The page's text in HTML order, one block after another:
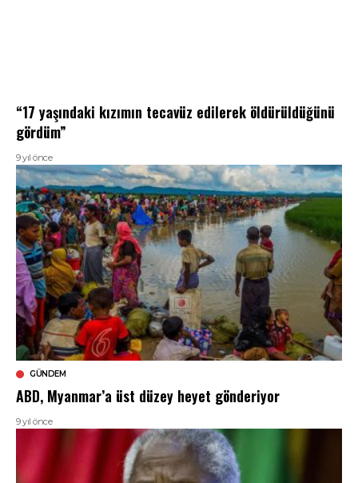
“17 yaşındaki kızımın tecavüz edilerek öldürüldüğünü
gördüm”
9 yıl önce
GÜNDEM
ABD, Myanmar’a üst düzey heyet gönderiyor
9 yıl önce